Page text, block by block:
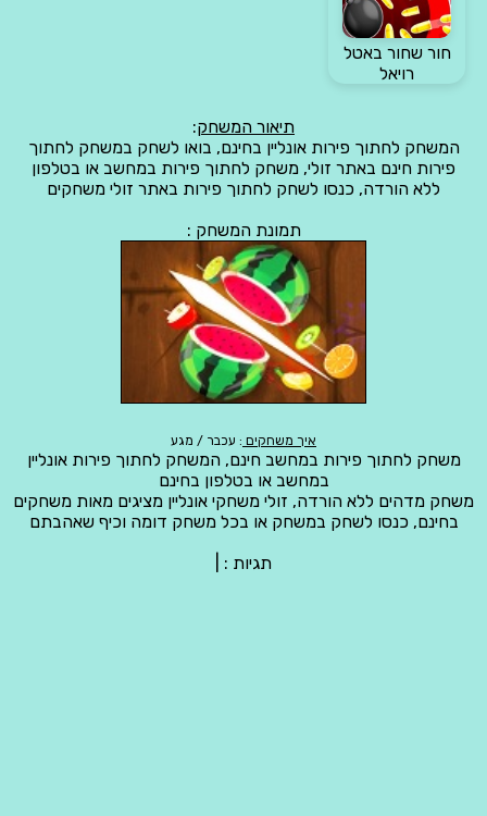
חור שחור באטל
רויאל
תיאור המשחק:
המשחק לחתוך פירות אונליין בחינם, בואו לשחק במשחק לחתוך
פירות חינם באתר זולי, משחק לחתוך פירות במחשב או בטלפון
ללא הורדה, כנסו לשחק לחתוך פירות באתר זולי משחקים
תמונת המשחק :
איך משחקים : עכבר / מגע
משחק לחתוך פירות במחשב חינם, המשחק לחתוך פירות אונליין
במחשב או בטלפון בחינם
משחק מדהים ללא הורדה, זולי משחקי אונליין מציגים מאות משחקים
בחינם, כנסו לשחק במשחק או בכל משחק דומה וכיף שאהבתם
תגיות :